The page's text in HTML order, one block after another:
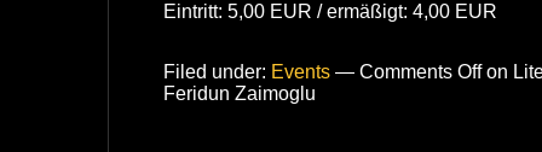
Eintritt: 5,00 EUR / ermäßigt: 4,00 EUR
Filed under: Events — Comments Offon
Feridun Zaimoglu